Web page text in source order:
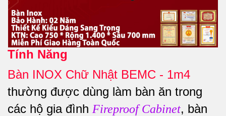
Tính Năng
Bàn INOX Chữ Nhật BEMC - 1m4
thường được dùng làm bàn ăn trong
các hộ gia đình Fireproof Cabinet, bàn